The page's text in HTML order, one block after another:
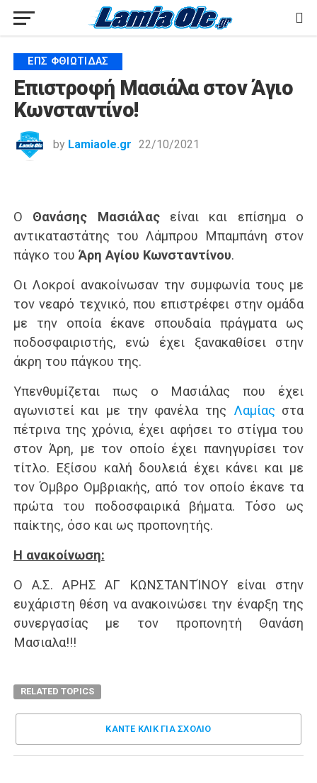
ΕΠΣ ΦΘΙΏΤΙΔΑΣ
Επιστροφή Μασιάλα στον Άγιο
Κωνσταντίνο!
by Lamiaole.gr 22/10/2021
Ο Θανάσης Μασιάλαςείναι και επίσημα ο
αντικαταστάτης του Λάμπρου Μπαμπάνη στον
πάγκο του Άρη Αγίου Κωνσταντίνου.
Οι Λοκροί ανακοίνωσαν την συμφωνία τους με
τον νεαρό τεχνικό, που επιστρέφει στην ομάδα
με την οποία έκανε σπουδαία πράγματα ως
ποδοσφαιριστής, ενώ έχει ξανακαθίσει στην
άκρη του πάγκου της.
Υπενθυμίζεται πως ο Μασιάλας που έχει
αγωνιστεί και με την φανέλα της Λαμίας στα
πέτρινα της χρόνια, έχει αφήσει το στίγμα του
στον Άρη, με τον οποίο έχει πανηγυρίσει τον
τίτλο. Εξίσου καλή δουλειά έχει κάνει και με
τον Όμβρο Ομβριακής, από τον οποίο έκανε τα
πρώτα του ποδοσφαιρικά βήματα. Τόσο ως
παίκτης, όσο και ως προπονητής.
Η ανακοίνωση:
Ο Α.Σ. ΑΡΗΣ ΑΓ ΚΩΝΣΤΑΝΤΊΝΟΥ είναι στην
ευχάριστη θέση να ανακοινώσει την έναρξη της
συνεργασίας με τον προπονητή Θανάση
Μασιαλα!!!
RELATED TOPICS
ΚΑΝΤΕ ΚΛΊΚ ΓΙΑ ΣΧΌΛΙΟ